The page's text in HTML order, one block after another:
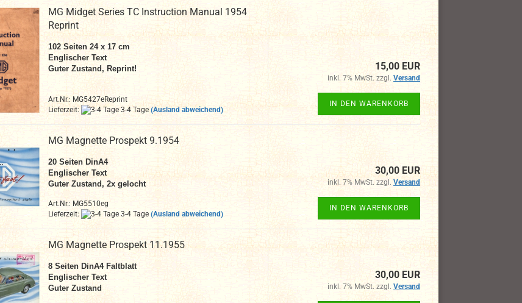
MG Midget Series TC Instruction Manual 1954
Reprint
102 Seiten 24 x 17 cm
Englischer Text
Guter Zustand, Reprint!
Art.Nr.: MG5427eReprint
Lieferzeit:
3-4 Tage (Ausland abweichend)
15,00 EUR
inkl. 7% MwSt. zzgl. Versand
IN DEN WARENKORB
MG Magnette Prospekt 9.1954
20 Seiten DinA4
Englischer Text
Guter Zustand, 2x gelocht
Art.Nr.: MG5510eg
Lieferzeit:
3-4 Tage (Ausland abweichend)
30,00 EUR
inkl. 7% MwSt. zzgl. Versand
IN DEN WARENKORB
MG Magnette Prospekt 11.1955
8 Seiten DinA4 Faltblatt
Englischer Text
Guter Zustand
30,00 EUR
inkl. 7% MwSt. zzgl. Versand